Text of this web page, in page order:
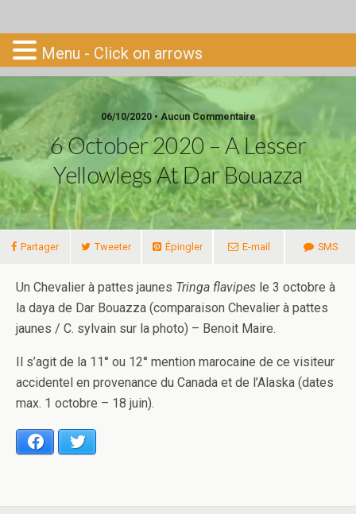
Go-South
06/10/2020 • Aucun Commentaire
6 October 2020 – A Lesser
Yellowlegs At Dar Bouazza
Partager Tweeter Épingler E-mail SMS
Un Chevalier à pattes jaunes Tringa flavipes le 3 octobre à
la daya de Dar Bouazza (comparaison Chevalier à pattes
jaunes / C. sylvain sur la photo) – Benoit Maire.
Il s’agit de la 11° ou 12° mention marocaine de ce visiteur
accidentel en provenance du Canada et de l’Alaska (dates
max. 1 octobre – 18 juin).
Facebook
Menu - Click on arrows